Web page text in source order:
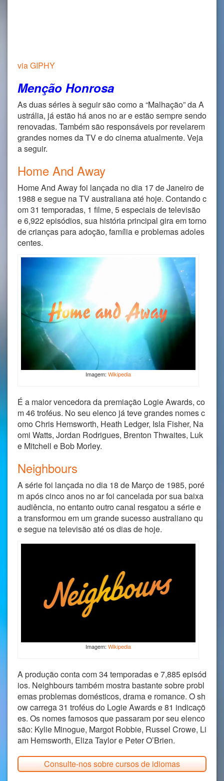
via GIPHY
Menção Honrosa
As duas séries à seguir são como a “Malhação” da A
ustrália, já estão há anos no ar e estão sempre sendo
renovadas. Também são responsáveis por revelarem
grandes nomes da TV e do cinema atualmente. Veja
a seguir.
Home And Away
Home And Away foi lançada no dia 17 de Janeiro de
1988 e segue na TV australiana até hoje. Contando c
om 31 temporadas, 1 filme, 5 especiais de televisão
e 6,922 episódios, sua história principal gira em torno
de crianças para adoção, família e problemas adoles
centes.
Imagem: Wikipedia
É a maior vencedora da premiação Logie Awards, co
m 46 troféus. No seu elenco já teve grandes nomes c
omo Chris Hemsworth, Heath Ledger, Isla Fisher, Na
omi Watts, Jordan Rodrigues, Brenton Thwaites, Luk
e Mitchell e Bob Morley.
Neighbours
A série foi lançada no dia 18 de Março de 1985, poré
m após cinco anos no ar foi cancelada por sua baixa
audiência, no entanto outro canal resgatou a série e
a transformou em um grande sucesso australiano qu
e segue na televisão até os dias de hoje.
Imagem: Wikipedia
A produção conta com 34 temporadas e 7,885 episód
ios. Neighbours também mostra bastante sobre probl
emas problemas domésticos, drama e romance. O sh
ow carrega 31 troféus do Logie Awards e 81 indicaçõ
es. Os nomes famosos que passaram por seu elenco
são: Kylie Minogue, Margot Robbie, Russel Crowe, Li
am Hemsworth, Eliza Taylor e Peter O’Brien.
Consulte-nos sobre cursos de idiomas